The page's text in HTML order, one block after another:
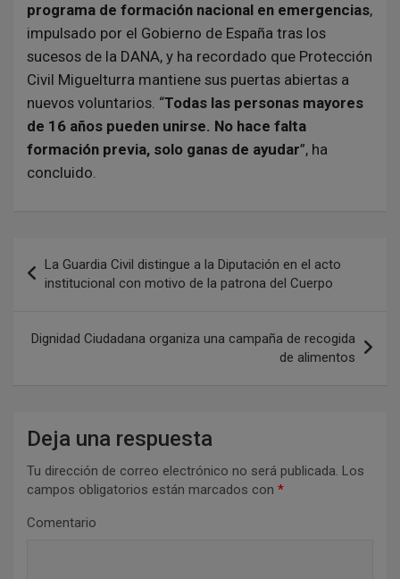
programa de formación nacional en emergencias,
impulsado por el Gobierno de España tras los
sucesos de la DANA, y ha recordado que Protección
Civil Miguelturra mantiene sus puertas abiertas a
nuevos voluntarios. “Todas las personas mayores
de 16 años pueden unirse. No hace falta
formación previa, solo ganas de ayudar”, ha
concluido.
La Guardia Civil distingue a la Diputación en el acto
institucional con motivo de la patrona del Cuerpo
Dignidad Ciudadana organiza una campaña de recogida
de alimentos
Deja una respuesta
Tu dirección de correo electrónico no será publicada. Los
campos obligatorios están marcados con *
Comentario